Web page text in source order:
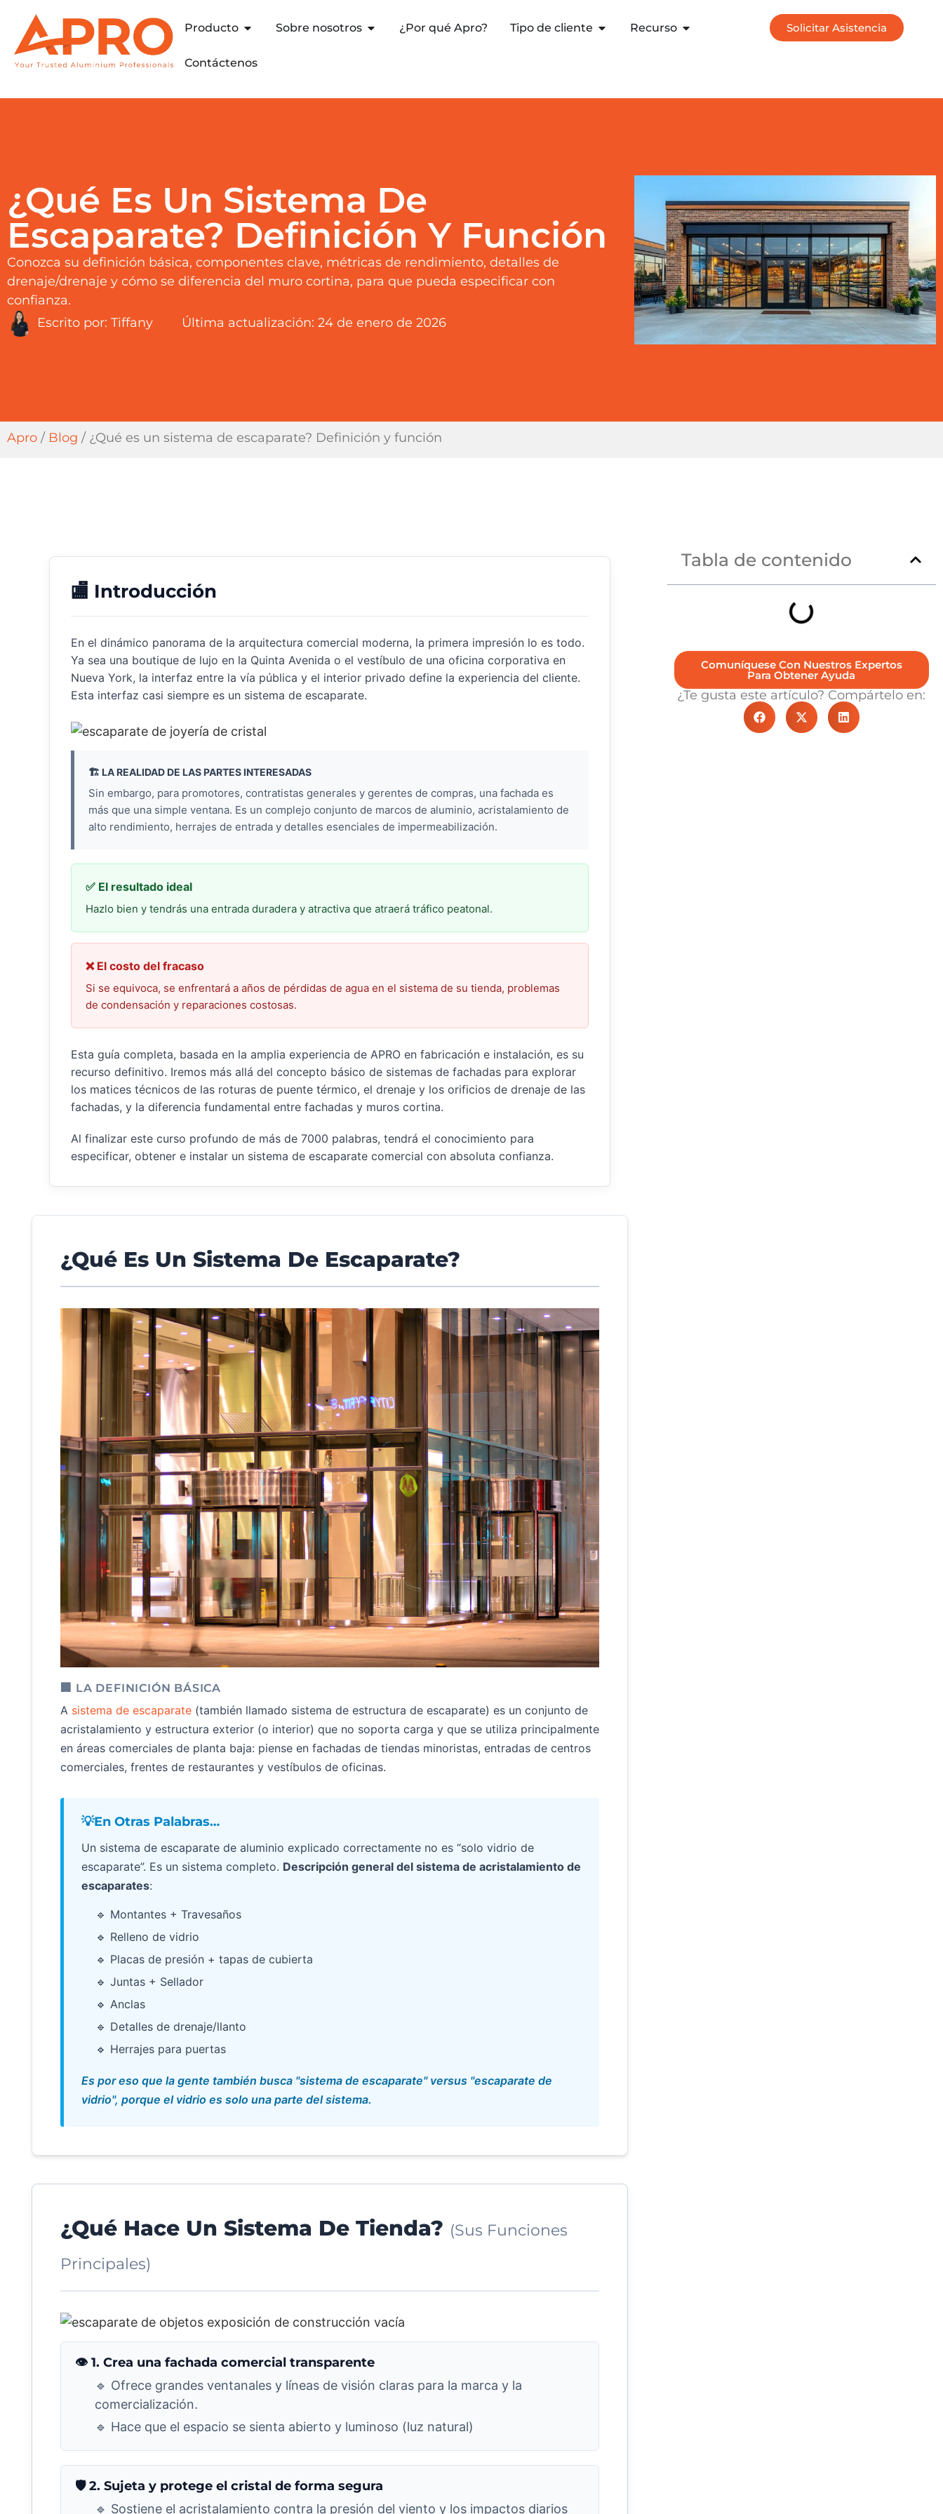
Producto Sobre nosotros ¿Por qué Apro? Tipo de cliente Recurso
Contáctenos
Solicitar Asistencia
¿Qué Es Un Sistema De
Escaparate? Definición Y Función
Conozca su definición básica, componentes clave, métricas de rendimiento, detalles de
drenaje/drenaje y cómo se diferencia del muro cortina, para que pueda especificar con
confianza.
Escrito por: Tiffany Última actualización: 24 de enero de 2026
Apro / Blog / ¿Qué es un sistema de escaparate? Definición y función
🏬 Introducción
En el dinámico panorama de la arquitectura comercial moderna, la primera impresión lo es todo.
Ya sea una boutique de lujo en la Quinta Avenida o el vestíbulo de una oficina corporativa en
Nueva York, la interfaz entre la vía pública y el interior privado define la experiencia del cliente.
Esta interfaz casi siempre es un sistema de escaparate.
🏗️ LA REALIDAD DE LAS PARTES INTERESADAS
Sin embargo, para promotores, contratistas generales y gerentes de compras, una fachada es
más que una simple ventana. Es un complejo conjunto de marcos de aluminio, acristalamiento de
alto rendimiento, herrajes de entrada y detalles esenciales de impermeabilización.
✅ El resultado ideal
Hazlo bien y tendrás una entrada duradera y atractiva que atraerá tráfico peatonal.
❌ El costo del fracaso
Si se equivoca, se enfrentará a años de pérdidas de agua en el sistema de su tienda, problemas
de condensación y reparaciones costosas.
Esta guía completa, basada en la amplia experiencia de APRO en fabricación e instalación, es su
recurso definitivo. Iremos más allá del concepto básico de sistemas de fachadas para explorar
los matices técnicos de las roturas de puente térmico, el drenaje y los orificios de drenaje de las
fachadas, y la diferencia fundamental entre fachadas y muros cortina.
Al finalizar este curso profundo de más de 7000 palabras, tendrá el conocimiento para
especificar, obtener e instalar un sistema de escaparate comercial con absoluta confianza.
¿Qué Es Un Sistema De Escaparate?
🏢 LA DEFINICIÓN BÁSICA
A sistema de escaparate (también llamado sistema de estructura de escaparate) es un conjunto de
acristalamiento y estructura exterior (o interior) que no soporta carga y que se utiliza principalmente
en áreas comerciales de planta baja: piense en fachadas de tiendas minoristas, entradas de centros
comerciales, frentes de restaurantes y vestíbulos de oficinas.
💡En Otras Palabras…
Un sistema de escaparate de aluminio explicado correctamente no es “solo vidrio de
escaparate”. Es un sistema completo. Descripción general del sistema de acristalamiento de
escaparates:
🔹 Montantes + Travesaños
🔹 Relleno de vidrio
🔹 Placas de presión + tapas de cubierta
🔹 Juntas + Sellador
🔹 Anclas
🔹 Detalles de drenaje/llanto
🔹 Herrajes para puertas
Es por eso que la gente también busca "sistema de escaparate" versus "escaparate de
vidrio", porque el vidrio es solo una parte del sistema.
¿Qué Hace Un Sistema De Tienda? (Sus Funciones
Principales)
👁️ 1. Crea una fachada comercial transparente
🔹 Ofrece grandes ventanales y líneas de visión claras para la marca y la
comercialización.
🔹 Hace que el espacio se sienta abierto y luminoso (luz natural)
🛡️ 2. Sujeta y protege el cristal de forma segura
🔹 Sostiene el acristalamiento contra la presión del viento y los impactos diarios
Tabla de contenido
Comuníquese Con Nuestros Expertos
Para Obtener Ayuda
¿Te gusta este artículo? Compártelo en: